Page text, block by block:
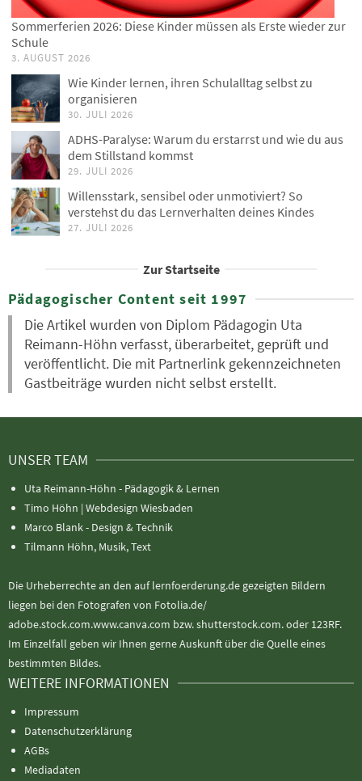
Sommerferien 2026: Diese Kinder müssen als Erste wieder zur
Schule
3. AUGUST 2026
Wie Kinder lernen, ihren Schulalltag selbst zu
organisieren
30. JULI 2026
ADHS-Paralyse: Warum du erstarrst und wie du aus
dem Stillstand kommst
29. JULI 2026
Willensstark, sensibel oder unmotiviert? So
verstehst du das Lernverhalten deines Kindes
27. JULI 2026
Zur Startseite
Pädagogischer Content seit 1997
Die Artikel wurden von Diplom Pädagogin Uta
Reimann-Höhn verfasst, überarbeitet, geprüft und
veröffentlicht. Die mit Partnerlink gekennzeichneten
Gastbeiträge wurden nicht selbst erstellt.
UNSER TEAM
Uta Reimann-Höhn - Pädagogik & Lernen
Timo Höhn | Webdesign Wiesbaden
Marco Blank - Design & Technik
Tilmann Höhn, Musik, Text
Die Urheberrechte an den auf lernfoerderung.de gezeigten Bildern
liegen bei den Fotografen von Fotolia.de/
adobe.stock.com.www.canva.com bzw. shutterstock.com. oder 123RF.
Im Einzelfall geben wir Ihnen gerne Auskunft über die Quelle eines
bestimmten Bildes.
WEITERE INFORMATIONEN
Impressum
Datenschutzerklärung
AGBs
Mediadaten